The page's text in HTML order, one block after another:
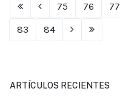
75 76 77
83
84
ARTÍCULOS RECIENTES